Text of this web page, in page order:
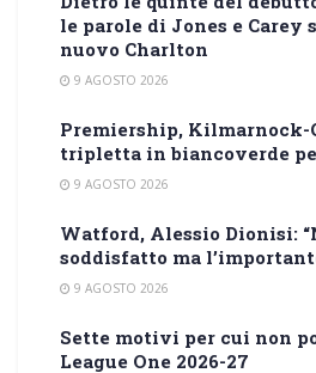
le parole di Jones e Carey
nuovo Charlton
9 AGOSTO 2026
Premiership, Kilmarnock-
tripletta in biancoverde
9 AGOSTO 2026
Watford, Alessio Dionisi:
soddisfatto ma
9 AGOSTO 2026
Sette motivi per cui non
League One 2026-27